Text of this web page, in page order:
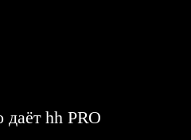
даёт hh PRO